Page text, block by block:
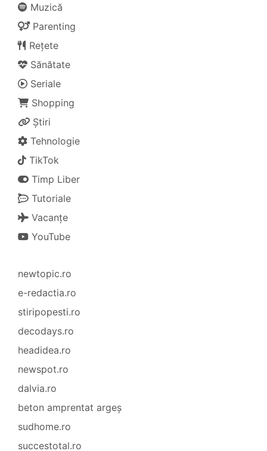
Muzică
Parenting
Rețete
Sănătate
Seriale
Shopping
Știri
Tehnologie
TikTok
Timp Liber
Tutoriale
Vacanțe
YouTube
newtopic.ro
e-redactia.ro
stiripopesti.ro
decodays.ro
headidea.ro
newspot.ro
dalvia.ro
beton amprentat argeș
sudhome.ro
succestotal.ro